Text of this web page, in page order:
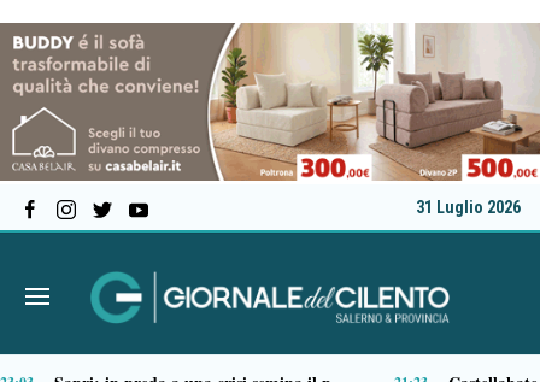
31 Luglio 2026